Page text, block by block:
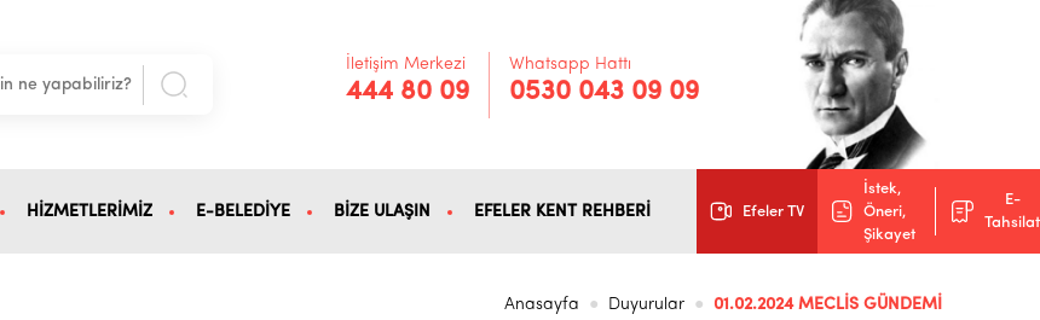
İletişim Merkezi
444 80 09
Whatsapp Hattı
0530 043 09 09
HİZMETLERİMİZ E-BELEDİYE BİZE ULAŞIN EFELER KENT REHBERİ Efeler TV
İstek,
Öneri,
Şikayet
E-
Tahsilat
Anasayfa Duyurular 01.02.2024 MECLİS GÜNDEMİ